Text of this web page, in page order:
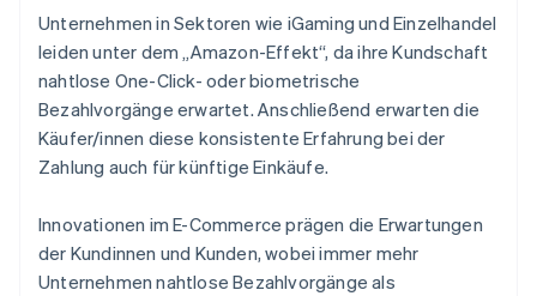
Unternehmen in Sektoren wie iGaming und Einzelhandel
leiden unter dem „Amazon-Effekt“, da ihre Kundschaft
nahtlose One-Click- oder biometrische
Bezahlvorgänge erwartet. Anschließend erwarten die
Käufer/innen diese konsistente Erfahrung bei der
Zahlung auch für künftige Einkäufe.
Innovationen im E-Commerce prägen die Erwartungen
der Kundinnen und Kunden, wobei immer mehr
Unternehmen nahtlose Bezahlvorgänge als